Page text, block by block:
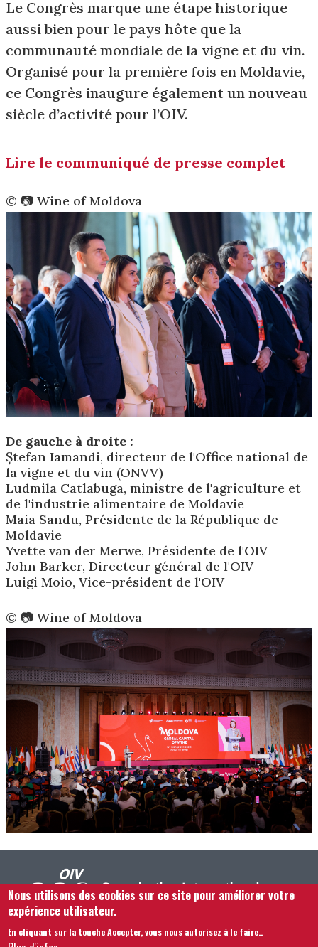
Le Congrès marque une étape historique
aussi bien pour le pays hôte que la
communauté mondiale de la vigne et du vin.
Organisé pour la première fois en Moldavie,
ce Congrès inaugure également un nouveau
siècle d’activité pour l’OIV.
Lire le communiqué de presse complet
©️ 📷 Wine of Moldova
De gauche à droite :
Ștefan Iamandi, directeur de l'Office national de
la vigne et du vin (ONVV)
Ludmila Catlabuga, ministre de l'agriculture et
de l'industrie alimentaire de Moldavie
Maia Sandu, Présidente de la République de
Moldavie
Yvette van der Merwe, Présidente de l'OIV
John Barker, Directeur général de l'OIV
Luigi Moio, Vice-président de l'OIV
©️ 📷 Wine of Moldova
Nous Contacter
Nous utilisons des cookies sur ce site pour améliorer votre
expérience utilisateur.
En cliquant sur la touche Accepter, vous nous autorisez à le faire..